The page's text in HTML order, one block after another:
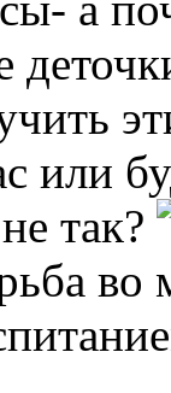
или
так?
во